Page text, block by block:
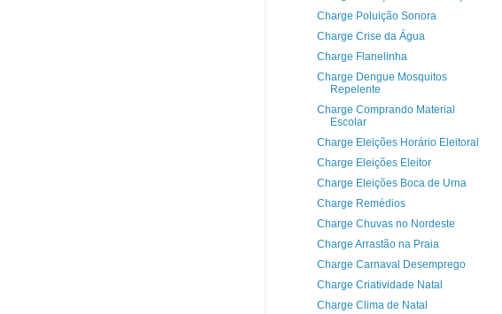
Charge Poluição Sonora
Charge Crise da Água
Charge Flanelinha
Charge Dengue Mosquitos
Repelente
Charge Comprando Material
Escolar
Charge Eleições Horário Eleitoral
Charge Eleições Eleitor
Charge Eleições Boca de Urna
Charge Remédios
Charge Chuvas no Nordeste
Charge Arrastão na Praia
Charge Carnaval Desemprego
Charge Criatividade Natal
Charge Clima de Natal